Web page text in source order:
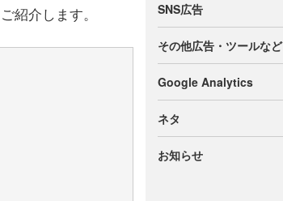
紹介します。 SNS広告
その他広告・ツールなど
Google Analytics
ネタ
お知らせ